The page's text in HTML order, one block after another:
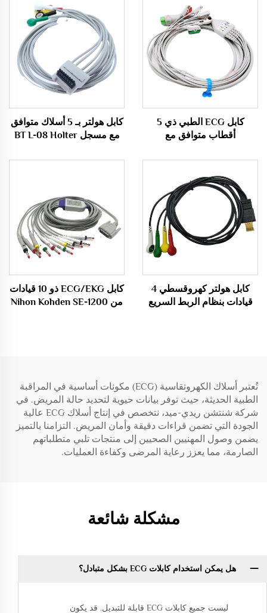
كابل ECG الطبي ذي 5
أقطاب متوافق مع
وفقًا لمعايير AHA
كابل هولتر بـ 5 أسلاك متوافق
مع مسجل BT L-08 Holter
كابل هولتر كهروقسطي 4
قيادات بنظام الربط السريع
كابل ECG/EKG ذو 10 قيادات
من Nihon Kohden SE-1200
تُعتبر أسلاك الكهروتقاسية (ECG) مكونات أساسية في المراقبة
الطبية الحديثة، حيث توفر بيانات حيوية لتحديد حالة المريض. في
شركة شنتشن ريدي-ميد، نتخصص في إنتاج أسلاك ECG عالية
الجودة التي تضمن قراءات دقيقة وأمان المريض. التزامنا بالتميز
يضمن وصول المهنيين الصحيين إلى منتجات تلبي متطلباتهم
الصارمة، مما يعزز رعاية المرضى وكفاءة العمليات.
مشكلة شائعة
هل يمكن استخدام كابلات ECG بشكل متبادل؟
ليست جميع كابلات ECG قابلة للتبديل. قد يكون